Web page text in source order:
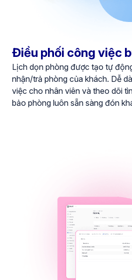
Điều phối công việc
Lịch dọn phòng được tạo tự
nhận/trả phòng của khách. Dễ
việc cho nhân viên và theo dõi
bảo phòng luôn sẵn sàng đón